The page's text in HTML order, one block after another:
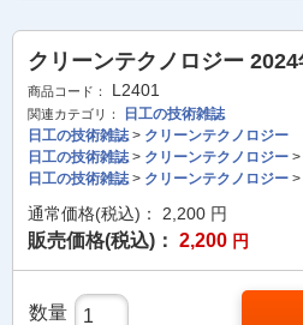
クリーンテクノロジー
商品コード： L2401
関連カテゴリ：
日工の技術雑誌
日工の技術雑誌> クリーンテクノロジー
日工の技術雑誌> クリーンテクノロジー >
日工の技術雑誌> クリーンテクノロジー >
通常価格(税込)： 2,200 円
販売価格(税込)： 2,200 円
数量